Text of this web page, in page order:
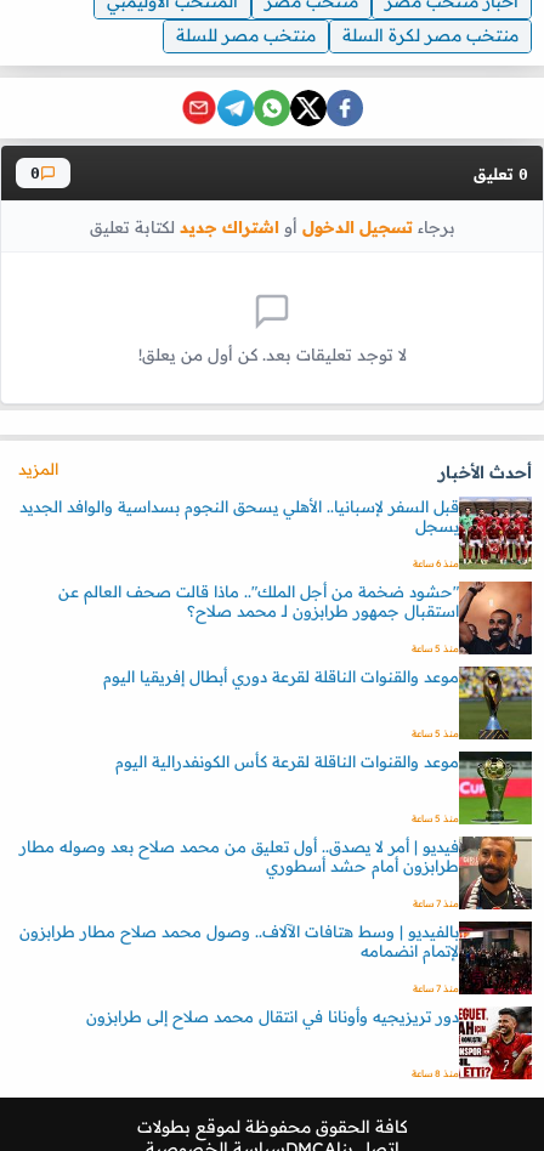
منتخب مصر لكرة السلة
منتخب مصر للسلة
0 تعليق 0
برجاءتسجيل الدخول أواشتراك جديد لكتابة تعليق
لا توجد تعليقات بعد. كن أول من يعلق!
أحدث الأخبار
المزيد
قبل السفر لإسبانيا.. الأهلي يسحق النجوم بسداسية والوافد الجديد
يسجل
منذ 6 ساعة
"حشود ضخمة من أجل الملك".. ماذا قالت صحف العالم عن
استقبال جمهور طرابزون لـ محمد صلاح؟
منذ 5 ساعة
موعد والقنوات الناقلة لقرعة دوري أبطال إفريقيا اليوم
منذ 5 ساعة
موعد والقنوات الناقلة لقرعة كأس الكونفدرالية اليوم
منذ 5 ساعة
فيديو | أمر لا يصدق.. أول تعليق من محمد صلاح بعد وصوله مطار
طرابزون أمام حشد أسطوري
منذ 7 ساعة
بالفيديو | وسط هتافات الآلاف.. وصول محمد صلاح مطار طرابزون
لإتمام انضمامه
منذ 7 ساعة
دور تريزيجيه وأونانا في انتقال محمد صلاح إلى طرابزون
منذ 8 ساعة
كافة الحقوق محفوظة لموقع بطولات